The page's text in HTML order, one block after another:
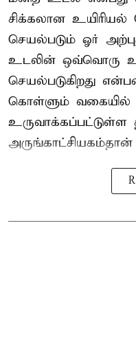
சிக்கலான
செயல்படும் ஓர்
உடலின் ஒவ்வொரு
செயல்படுகிறது
கொள்ளும் வகையில்
உருவாக்கப்பட்டுள்ள
அருங்காட்சியகம்தான்